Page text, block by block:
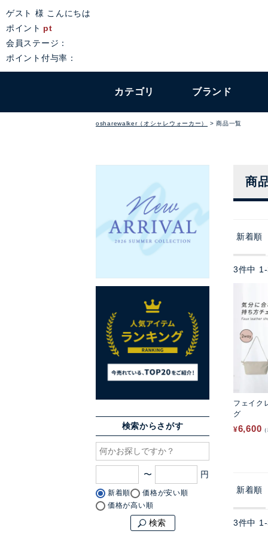
ゲスト 様 こんにちは
ポイント pt
会員ステージ：
ポイント付与率：
カテゴリ ブランド
osharewalker（オシャレウォーカー） 商品一覧
検索からさがす
〜
新着順
価格が安い順
価格が高い順
検索
商
新着順
3件中 1 -
フェイク
グ
¥6,600
新着順
3件中 1 -